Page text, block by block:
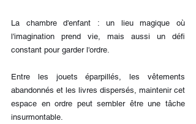
La chambre d'enfant : un lieu magique où
l'imagination prend vie, mais aussi un défi
constant pour garder l'ordre.
Entre les jouets éparpillés, les vêtements
abandonnés et les livres dispersés, maintenir cet
espace en ordre peut sembler être une tâche
insurmontable.